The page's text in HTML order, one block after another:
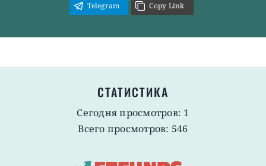
Telegram
Copy Link
СТАТИСТИКА
Сегодня просмотров: 1
Всего просмотров: 546